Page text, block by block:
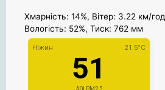
Хмарність: 14%, Вітер: 3.22 км/год
Вологість: 52%, Тиск: 762 мм